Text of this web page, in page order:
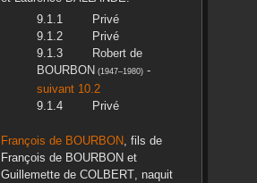
Privé
Privé
Robertde
BOURBON (1947–1980)-
suivant 10.2
Privé
François de BOURBON, fils de
François de BOURBON et
Guillemettede COLBERT, naquit